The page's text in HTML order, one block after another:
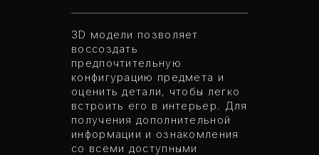
3D модели позволяет
воссоздать
предпочтительную
конфигурацию предмета и
оценить детали, чтобы легко
встроить его в интерьер. Для
получения дополнительной
информации и ознакомления
со всеми доступными